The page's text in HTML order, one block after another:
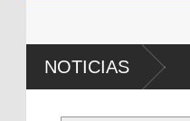
NOTICIAS